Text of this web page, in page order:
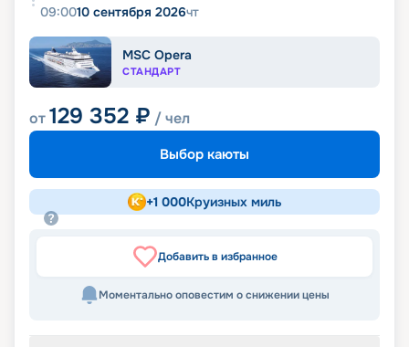
09:0010 сентября 2026чт
MSC Opera
СТАНДАРТ
от129 352 ₽ / чел
Выбор каюты
+1 000Круизных миль
Добавить в избранное
Моментально оповестим о снижении цены